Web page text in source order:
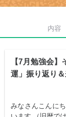
内容
【7月勉強会
運」振り返り
みなさんこんに